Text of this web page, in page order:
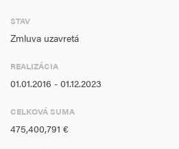
s dôrazom na zvyšovanie
a vytvorí sa dostatočná a
možnosti pre expanziu na vnútornom
tretích krajín.
STAV
Zmluva uzavretá
REALIZÁCIA
01.01.2016 - 01.12.2023
CELKOVÁ SUMA
475,400,791 €